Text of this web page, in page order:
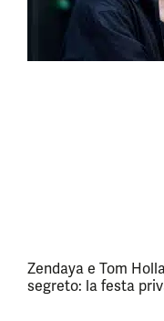
Zendaya e Tom
segreto: la festa